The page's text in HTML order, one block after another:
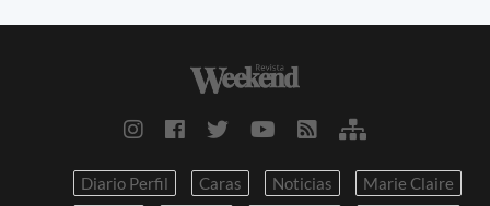
Diario Perfil Caras Noticias
Marie Claire